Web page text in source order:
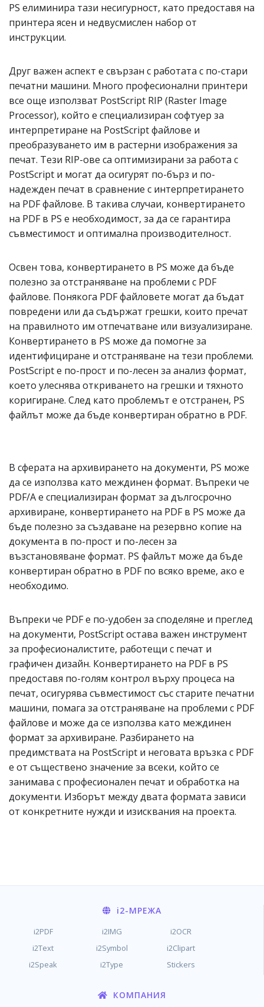
PS елиминира тази несигурност, като предоставя на
принтера ясен и недвусмислен набор от
инструкции.
Друг важен аспект е свързан с работата с по-стари
печатни машини. Много професионални принтери
все още използват PostScript RIP (Raster Image
Processor), който е специализиран софтуер за
интерпретиране на PostScript файлове и
преобразуването им в растерни изображения за
печат. Тези RIP-ове са оптимизирани за работа с
PostScript и могат да осигурят по-бърз и по-
надежден печат в сравнение с интерпретирането
на PDF файлове. В такива случаи, конвертирането
на PDF в PS е необходимост, за да се гарантира
съвместимост и оптимална производителност.
Освен това, конвертирането в PS може да бъде
полезно за отстраняване на проблеми с PDF
файлове. Понякога PDF файловете могат да бъдат
повредени или да съдържат грешки, които пречат
на правилното им отпечатване или визуализиране.
Конвертирането в PS може да помогне за
идентифициране и отстраняване на тези проблеми.
PostScript е по-прост и по-лесен за анализ формат,
което улеснява откриването на грешки и тяхното
коригиране. След като проблемът е отстранен, PS
файлът може да бъде конвертиран обратно в PDF.
В сферата на архивирането на документи, PS може
да се използва като междинен формат. Въпреки че
PDF/A е специализиран формат за дългосрочно
архивиране, конвертирането на PDF в PS може да
бъде полезно за създаване на резервно копие на
документа в по-прост и по-лесен за
възстановяване формат. PS файлът може да бъде
конвертиран обратно в PDF по всяко време, ако е
необходимо.
Въпреки че PDF е по-удобен за споделяне и преглед
на документи, PostScript остава важен инструмент
за професионалистите, работещи с печат и
графичен дизайн. Конвертирането на PDF в PS
предоставя по-голям контрол върху процеса на
печат, осигурява съвместимост със старите печатни
машини, помага за отстраняване на проблеми с PDF
файлове и може да се използва като междинен
формат за архивиране. Разбирането на
предимствата на PostScript и неговата връзка с PDF
е от съществено значение за всеки, който се
занимава с професионален печат и обработка на
документи. Изборът между двата формата зависи
от конкретните нужди и изисквания на проекта.
i2-МРЕЖА
i2PDF i2IMG
i2OCR
i2Text
i2Symbol
i2Clipart
i2Speak
i2Type Stickers
КОМПАНИЯ